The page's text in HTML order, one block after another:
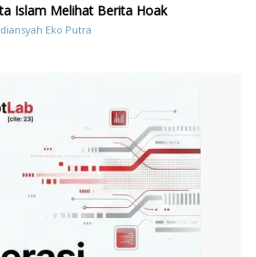
Islam Melihat Berita Hoak
Eko Putra